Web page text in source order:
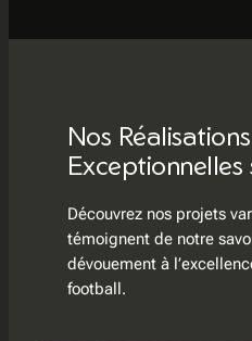
Nos Réalisations
Découvrez nos projets
témoignent de notre
dévouement à
football.